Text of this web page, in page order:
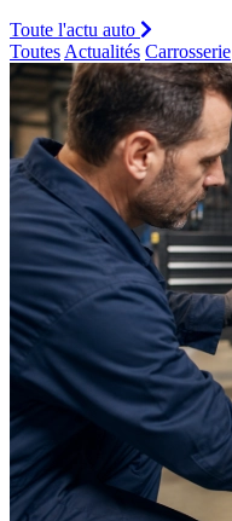
Toute l'actu auto
Toutes Actualités Carrosserie